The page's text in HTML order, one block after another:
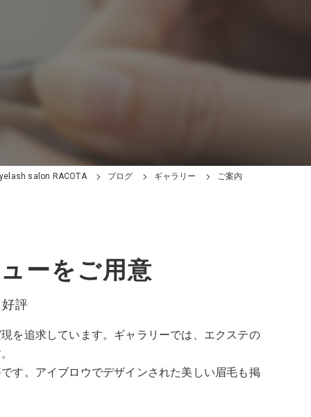
salon RACOTA ブログ ギャラリー ご案内
ーをご用意
評
を追求しています。ギャラリーでは、エクステの
す。アイブロウでデザインされた美しい眉毛も掲